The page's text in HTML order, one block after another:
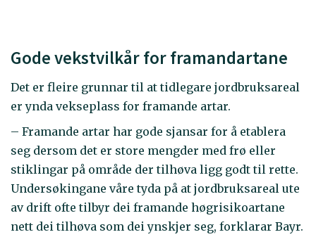
Gode vekstvilkår for framandartane
Det er fleire grunnar til at tidlegare jordbruksareal
er ynda vekseplass for framande artar.
– Framande artar har gode sjansar for å etablera
seg dersom det er store mengder med frø eller
stiklingar på område der tilhøva ligg godt til rette.
Undersøkingane våre tyda på at jordbruksareal ute
av drift ofte tilbyr dei framande høgrisikoartane
nett dei tilhøva som dei ynskjer seg, forklarar Bayr.